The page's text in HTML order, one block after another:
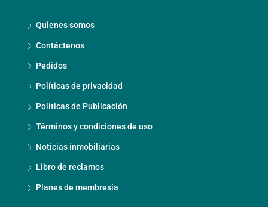
Quienes somos
Contáctenos
Pedidos
Políticas de privacidad
Políticas de Publicación
Términos y condiciones de uso
Noticias inmobiliarias
Libro de reclamos
Planes de membresía